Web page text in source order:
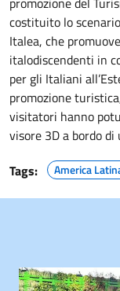
costituito lo
Italea, che
italodiscendenti in
per gli Italiani
promozione
visitatori hanno
visore 3D a bordo di
Tags:
America